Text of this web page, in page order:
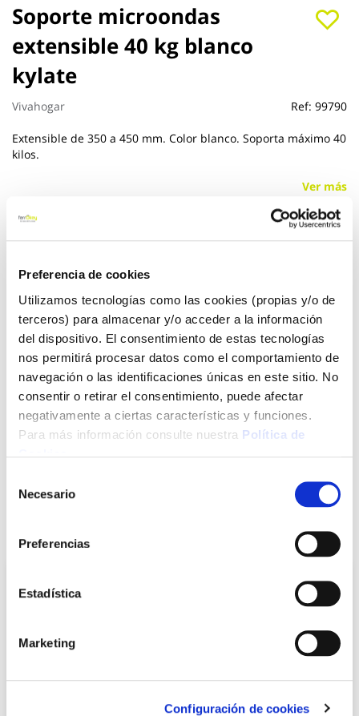
Preferencia de cookies
Utilizamos tecnologías como las cookies (propias y/o de
terceros) para almacenar y/o acceder a la información
del dispositivo. El consentimiento de estas tecnologías
nos permitirá procesar datos como el comportamiento de
navegación o las identificaciones únicas en este sitio. No
consentir o retirar el consentimiento, puede afectar
negativamente a ciertas características y funciones.
Para más información consulte nuestra Política de
Necesario
Preferencias
Estadística
Marketing
Configuración de cookies
Soporte microondas
extensible 40 kg blanco
kylate
Vivahogar Ref: 99790
Extensible de 350 a 450 mm. Color blanco. Soporta máximo 40
kilos.
Ver más
16,75 €
Añadir al carrito
Click&Collect - Recogida gratis
en nuestras tiendas
Envío a domicilio:
5 días hábiles
+ INFO
Saltar
al
comienzo
de
la
galería
de